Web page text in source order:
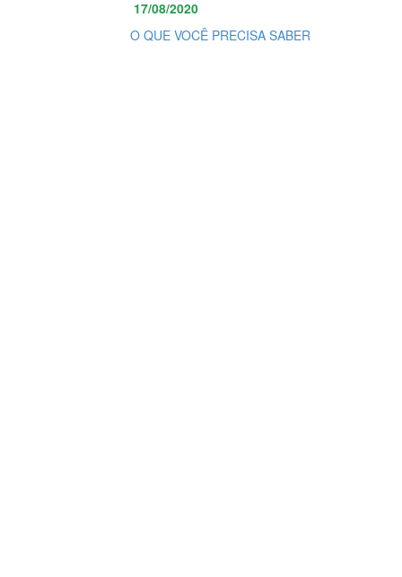
17/08/2020
O QUE VOCÊ PRECISA SABER